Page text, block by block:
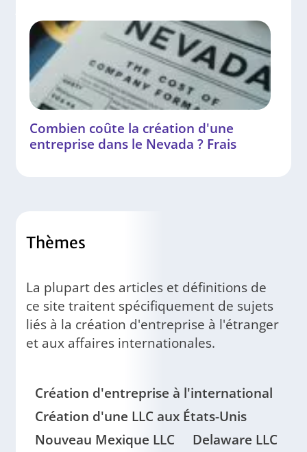
Combien coûte la création d'une
entreprise dans le Nevada ? Frais
Thèmes
La plupart des articles et définitions de
ce site traitent spécifiquement de sujets
liés à la création d'entreprise à l'étranger
et aux affaires internationales.
Création d'entreprise à l'international
Création d'une LLC aux États-Unis
Nouveau Mexique LLC
Delaware LLC